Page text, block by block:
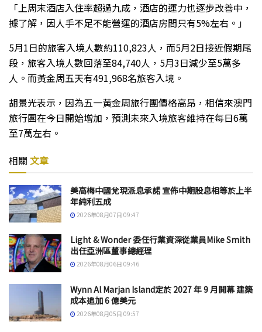
「上周末酒店入住率超過九成，酒店的運力也逐步改善中，
據了解，因人手不足不能營運的酒店房間只有5%左右。」
5月1日的旅客入境人數約110,823人，而5月2日接近假期尾
段，旅客入境人數回落至84,740人，5月3日減少至5萬多
人。而黃金周五天有491,968名旅客入境。
胡景光表示，因為五一黃金周旅行團價格高昂，相信來澳門
旅行團在今日開始增加，預測未來入境旅客維持在每日6萬
至7萬左右。
相關 文章
美高梅中國兌現派息承諾 宣佈中期股息相等於上半
年純利五成
2026年08月07日 09:47
Light & Wonder 委任行業資深從業員Mike Smith
出任亞洲區董事總經理
2026年08月06日 09:46
Wynn Al Marjan Island定於 2027 年 9 月開幕 建築
成本追加 6 億美元
2026年08月05日 09:57